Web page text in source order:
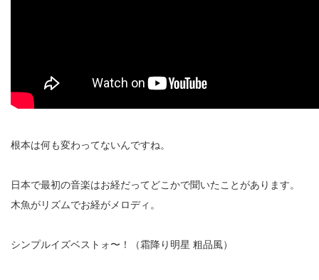
根本は何も変わってないんですね。
日本で最初の音楽はお経だってどこかで聞いたことがあります。
木魚がリズムでお経がメロディ。
シンプルイズベストォ〜！（霜降り明星 粗品風）